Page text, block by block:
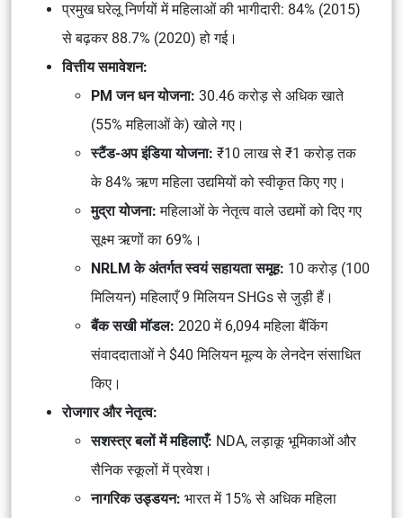
प्रमुख घरेलू निर्णयों में महिलाओं की भागीदारी: 84% (2015)
से बढ़कर 88.7% (2020) हो गई।
वित्तीय समावेशन:
PM जन धन योजना: 30.46 करोड़ से अधिक खाते
(55% महिलाओं के) खोले गए।
स्टैंड-अप इंडिया योजना: ₹10 लाख से ₹1 करोड़ तक
के 84% ऋण महिला उद्यमियों को स्वीकृत किए गए।
मुद्रा योजना:महिलाओं के नेतृत्व वाले उद्यमों को दिए गए
सूक्ष्म ऋणों का 69%।
NRLM के अंतर्गत स्वयं सहायता समूह: 10 करोड़ (100
मिलियन) महिलाएँ 9 मिलियन SHGs से जुड़ी हैं।
बैंक सखी मॉडल: 2020 में 6,094 महिला बैंकिंग
संवाददाताओं ने $40 मिलियन मूल्य के लेनदेन संसाधित
किए।
रोजगार और नेतृत्व:
सशस्त्र बलों में महिलाएँ: NDA, लड़ाकू भूमिकाओं और
सैनिक स्कूलों में प्रवेश।
नागरिक उड्डयन: भारत में 15% से अधिक महिला